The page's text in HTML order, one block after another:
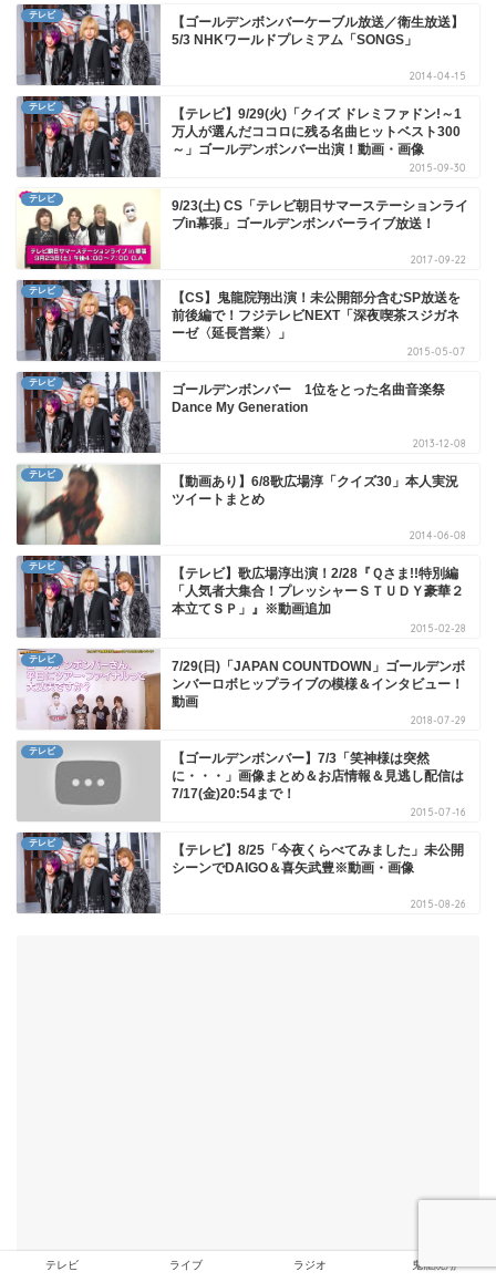
テレビ
【ゴールデンボンバーケーブル放送／衛生放送】
5/3 NHKワールドプレミアム「SONGS」
2014-04-15
テレビ
【テレビ】9/29(火)「クイズ ドレミファドン!～1
万人が選んだココロに残る名曲ヒットベスト300
～」ゴールデンボンバー出演！動画・画像
2015-09-30
テレビ
9/23(土) CS「テレビ朝日サマーステーションライ
ブin幕張」ゴールデンボンバーライブ放送！
2017-09-22
テレビ
【CS】鬼龍院翔出演！未公開部分含むSP放送を
前後編で！フジテレビNEXT「深夜喫茶スジガネ
ーゼ〈延長営業〉」
2015-05-07
テレビ
ゴールデンボンバー 1位をとった名曲音楽祭
Dance My Generation
2013-12-08
テレビ
【動画あり】6/8歌広場淳「クイズ30」本人実況
ツイートまとめ
2014-06-08
テレビ
【テレビ】歌広場淳出演！2/28『Ｑさま!!特別編
「人気者大集合！プレッシャーＳＴＵＤＹ豪華２
本立てＳＰ」』※動画追加
2015-02-28
テレビ
7/29(日)「JAPAN COUNTDOWN」ゴールデンボ
ンバーロボヒップライブの模様＆インタビュー！
動画
2018-07-29
テレビ
【ゴールデンボンバー】7/3「笑神様は突然
に・・・」画像まとめ＆お店情報＆見逃し配信は
7/17(金)20:54まで！
2015-07-16
テレビ
【テレビ】8/25「今夜くらべてみました」未公開
シーンでDAIGO＆喜矢武豊※動画・画像
2015-08-26
テレビ ライブ ラジオ 鬼龍院翔